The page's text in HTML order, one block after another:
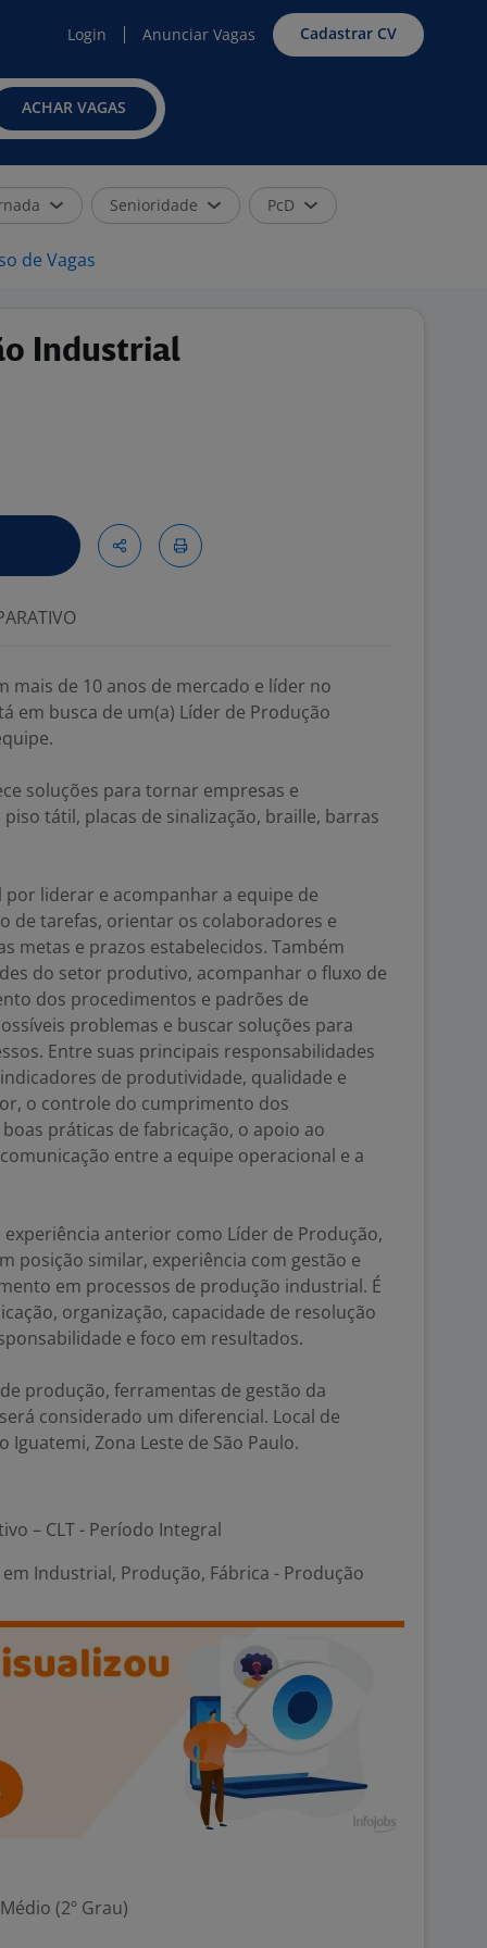
Login Anunciar Vagas Cadastrar CV
ACHAR VAGAS
Senioridade PcD
de Vagas
Industrial
mais de 10 anos de mercado e líder no
em busca de um(a) Líder de Produção
soluções para tornar empresas e
tátil, placas de sinalização, braille, barras
liderar e acompanhar a equipe de
de tarefas, orientar os colaboradores e
metas e prazos estabelecidos. Também
do setor produtivo, acompanhar o fluxo de
dos procedimentos e padrões de
problemas e buscar soluções para
Entre suas principais responsabilidades
de produtividade, qualidade e
o controle do cumprimento dos
práticas de fabricação, o apoio ao
entre a equipe operacional e a
anterior como Líder de Produção,
posição similar, experiência com gestão e
em processos de produção industrial. É
organização, capacidade de resolução
e foco em resultados.
produção, ferramentas de gestão da
considerado um diferencial. Local de
Iguatemi, Zona Leste de São Paulo.
– CLT - Período Integral
Industrial, Produção, Fábrica - Produção
(2º Grau)